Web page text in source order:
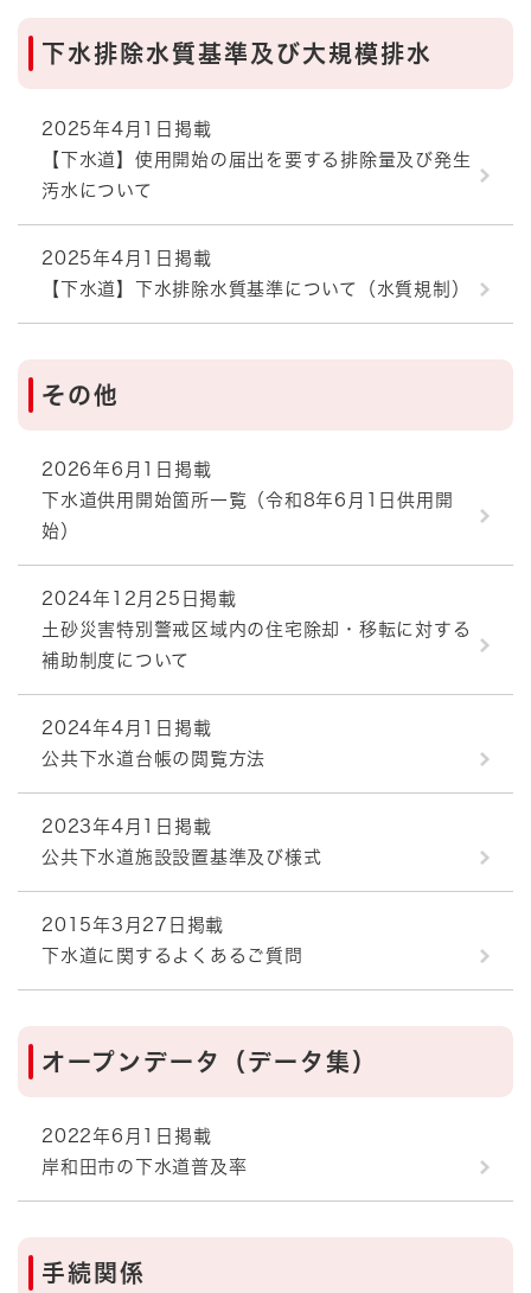
下水排除水質基準及び大規模排水
2025年4月1日掲載
【下水道】使用開始の届出を要する排除量及び発生
汚水について
2025年4月1日掲載
【下水道】下水排除水質基準について（水質規制）
その他
2026年6月1日掲載
下水道供用開始箇所一覧（令和8年6月1日供用開
始）
2024年12月25日掲載
土砂災害特別警戒区域内の住宅除却・移転に対する
補助制度について
2024年4月1日掲載
公共下水道台帳の閲覧方法
2023年4月1日掲載
公共下水道施設設置基準及び様式
2015年3月27日掲載
下水道に関するよくあるご質問
オープンデータ（データ集）
2022年6月1日掲載
岸和田市の下水道普及率
手続関係